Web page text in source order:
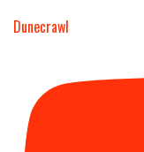
Dunecrawl